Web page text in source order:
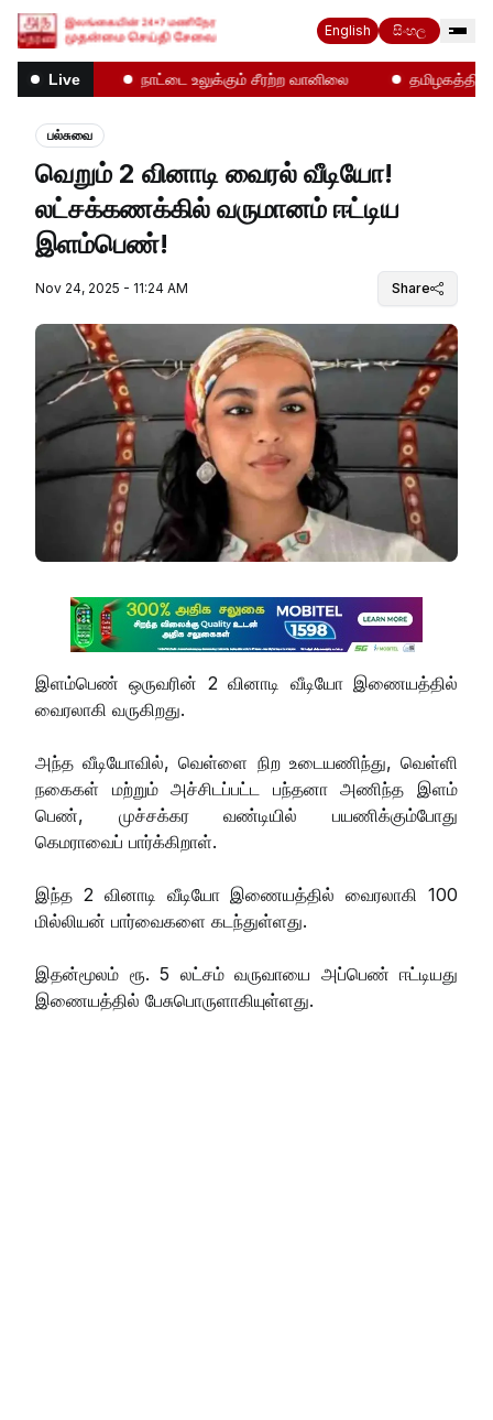
English සිංහල
Live நாட்டை உலுக்கும் சீரற்ற வானிலை தமிழகத்தில்
பல்சுவை
வெறும் 2 வினாடி வைரல் வீடியோ!
லட்சக்கணக்கில் வருமானம் ஈட்டிய
இளம்பெண்!
Nov 24, 2025 - 11:24 AM Share
இளம்பெண் ஒருவரின் 2 வினாடி வீடியோ இணையத்தில்
வைரலாகி வருகிறது.
அந்த வீடியோவில், வெள்ளை நிற உடையணிந்து, வெள்ளி
நகைகள் மற்றும் அச்சிடப்பட்ட பந்தனா அணிந்த இளம்
பெண், முச்சக்கர வண்டியில் பயணிக்கும்போது
கெமராவைப் பார்க்கிறாள்.
இந்த 2 வினாடி வீடியோ இணையத்தில் வைரலாகி 100
மில்லியன் பார்வைகளை கடந்துள்ளது.
இதன்மூலம் ரூ. 5 லட்சம் வருவாயை அப்பெண் ஈட்டியது
இணையத்தில் பேசுபொருளாகியுள்ளது.